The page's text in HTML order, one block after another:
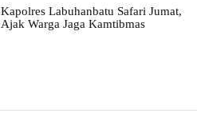
Kapolres Labuhanbatu Safari Jumat,
Ajak Warga Jaga Kamtibmas